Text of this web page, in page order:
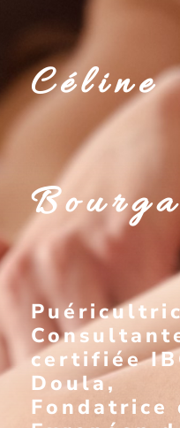
Céline
certifiée
Doula,
Fondatrice